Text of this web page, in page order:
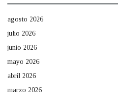
agosto 2026
julio 2026
junio 2026
mayo 2026
abril 2026
marzo 2026